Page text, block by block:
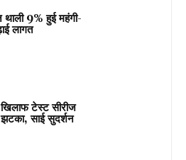
9% हुई महंगी-
लागत
टेस्ट सीरीज
साई सुदर्शन